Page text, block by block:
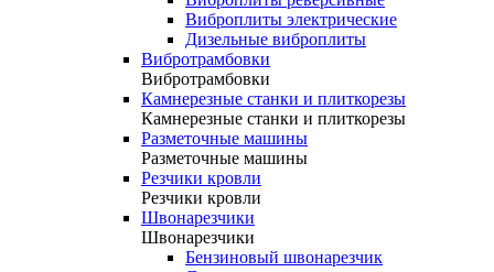
Виброплиты электрические
Дизельные виброплиты
Вибротрамбовки
Вибротрамбовки
Камнерезные станки и плиткорезы
Камнерезные станки и плиткорезы
Разметочные машины
Разметочные машины
Резчики кровли
Резчики кровли
Швонарезчики
Швонарезчики
Бензиновый швонарезчик